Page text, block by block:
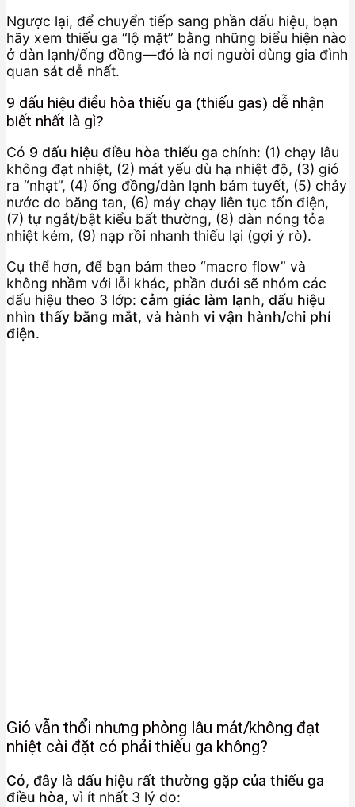
Ngược lại, để chuyển tiếp sang phần dấu hiệu, bạn
hãy xem thiếu ga “lộ mặt” bằng những biểu hiện nào
ở dàn lạnh/ống đồng—đó là nơi người dùng gia đình
quan sát dễ nhất.
9 dấu hiệu điều hòa thiếu ga (thiếu gas) dễ nhận
biết nhất là gì?
Có 9 dấu hiệu điều hòa thiếu ga chính: (1) chạy lâu
không đạt nhiệt, (2) mát yếu dù hạ nhiệt độ, (3) gió
ra “nhạt”, (4) ống đồng/dàn lạnh bám tuyết, (5) chảy
nước do băng tan, (6) máy chạy liên tục tốn điện,
(7) tự ngắt/bật kiểu bất thường, (8) dàn nóng tỏa
nhiệt kém, (9) nạp rồi nhanh thiếu lại (gợi ý rò).
Cụ thể hơn, để bạn bám theo “macro flow” và
không nhầm với lỗi khác, phần dưới sẽ nhóm các
dấu hiệu theo 3 lớp: cảm giác làm lạnh, dấu hiệu
nhìn thấy bằng mắt, và hành vi vận hành/chi phí
điện.
Gió vẫn thổi nhưng phòng lâu mát/không đạt
nhiệt cài đặt có phải thiếu ga không?
Có, đây là dấu hiệu rất thường gặp của thiếu ga
điều hòa, vì ít nhất 3 lý do: